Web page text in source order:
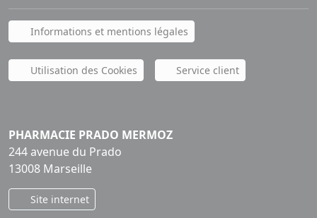
Informations et mentions légales
Utilisation des Cookies Service client
PHARMACIE PRADO MERMOZ
244 avenue du Prado
13008 Marseille
Site internet